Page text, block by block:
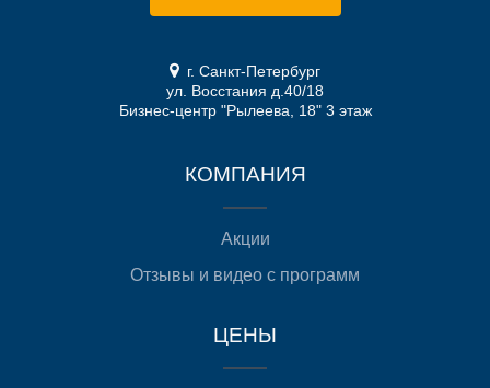
г. Санкт-Петербург
ул. Восстания д.40/18
Бизнес-центр "Рылеева, 18" 3 этаж
КОМПАНИЯ
Акции
Отзывы и видео с программ
ЦЕНЫ